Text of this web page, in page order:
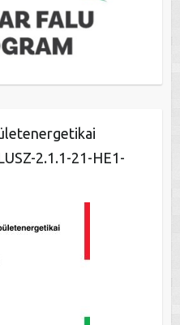
2.1.1-21-HE1-